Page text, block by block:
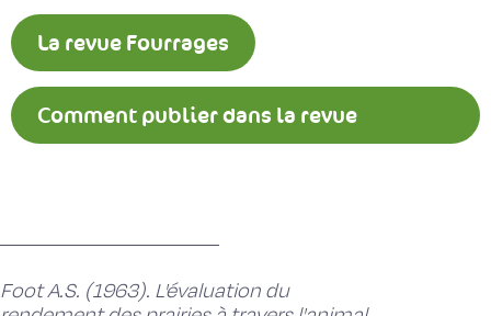
La revue Fourrages
Comment publier dans la revue
Foot A.S. (1963). L'évaluation du